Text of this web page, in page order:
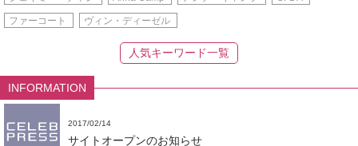
ファーコート ヴィン・ディーゼル
人気キーワード一覧
INFORMATION
2017/02/14
サイトオープンのお知らせ